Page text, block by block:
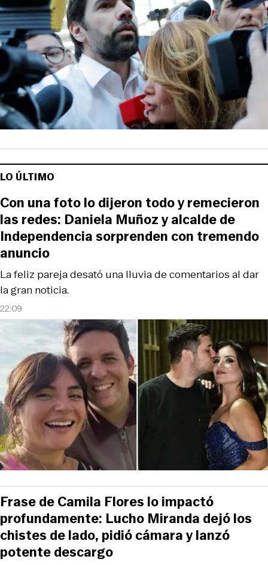
LO ÚLTIMO
22:09
La feliz pareja desató una lluvia de comentarios al dar
la gran noticia.
Con una foto lo dijeron todo y remecieron
las redes: Daniela Muñoz y alcalde de
Independencia sorprenden con tremendo
anuncio
Frase de Camila Flores lo impactó
profundamente: Lucho Miranda dejó los
chistes de lado, pidió cámara y lanzó
potente descargo